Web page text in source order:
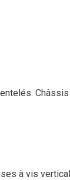
à vis